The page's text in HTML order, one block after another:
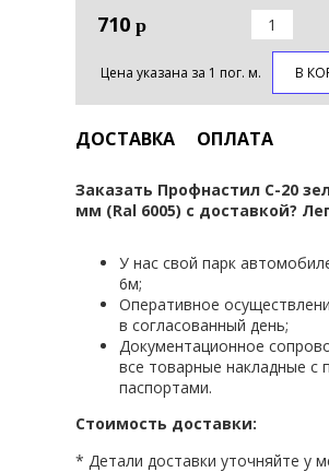
710 р
Цена указана за 1 пог. м. В
ДОСТАВКА ОПЛАТА
Заказать Профнастил С-20
мм (Ral 6005) с доставкой?
У нас свой парк
6м;
Оперативное
в согласованный день;
Документационное
все товарные накладные с
паспортами.
Стоимость доставки:
* Детали доставки уточняйте у